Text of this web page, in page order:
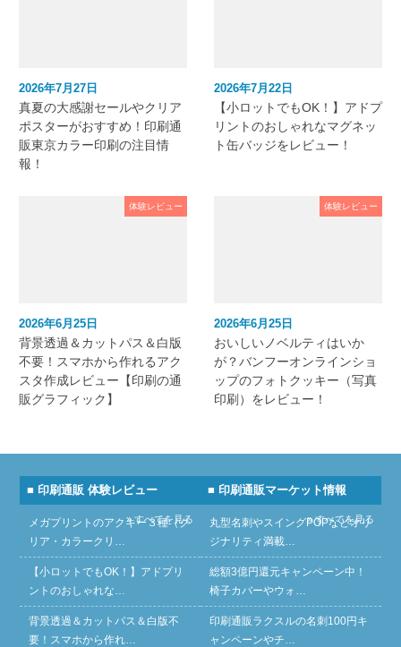
2026年7月27日
真夏の大感謝セールやクリア
ポスターがおすすめ！印刷通
販東京カラー印刷の注目情
報！
2026年7月22日
【小ロットでもOK！】アドプ
リントのおしゃれなマグネッ
ト缶バッジをレビュー！
体験レビュー
2026年6月25日
背景透過＆カットパス＆白版
不要！スマホから作れるアク
スタ作成レビュー【印刷の通
販グラフィック】
体験レビュー
2026年6月25日
おいしいノベルティはいか
が？バンフーオンラインショ
ップのフォトクッキー（写真
印刷）をレビュー！
■ 印刷通販 体験レビュー
» すべてを見る
メガプリントのアクキー３種（ク
リア・カラークリ…
【小ロットでもOK！】アドプリ
ントのおしゃれな…
背景透過＆カットパス＆白版不
要！スマホから作れ…
■ 印刷通販マーケット情報
» すべてを見る
丸型名刺やスイングPOPなどオリ
ジナリティ満載…
総額3億円還元キャンペーン中！
椅子カバーやウォ…
印刷通販ラクスルの名刺100円キ
ャンペーンやチ…